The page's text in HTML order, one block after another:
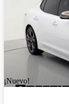
¡Nuevo!